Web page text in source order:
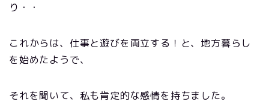
り・・
これからは、仕事と遊びを両立する！と、地方暮らし
を始めたようで、
それを聞いて、私も肯定的な感情を持ちました。